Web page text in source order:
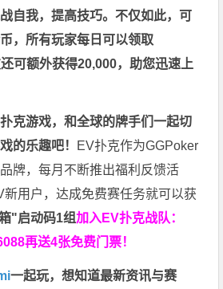
自我，提高技巧。不仅如此， 可
，所有玩家每日可以领取
可额外获得20,000，助您迅速上
克游戏，和全球的牌手们一起切
的乐趣吧！ EV扑克作为GGPoker
牌，每月不断推出福利反馈活
用户，达成免费赛任务就可以获
"启动码1组加入EV扑克战队：
再送4张免费门票！
一起玩，想知道最新资讯与赛